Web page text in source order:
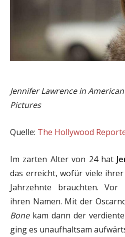
Jennifer Lawrence in
Pictures
Quelle: The Hollywood
Im zarten Alter von 24 hat
das erreicht, wofür viele
Jahrzehnte brauchten. Vor
ihren Namen. Mit der
Bonekam dann der
ging es unaufhaltsam